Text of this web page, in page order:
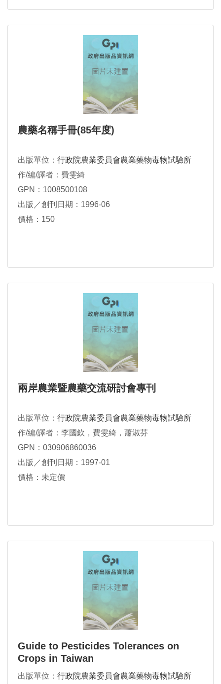
農藥名稱手冊(85年度)
出版單位： 行政院農業委員會農業藥物毒物試驗所
作/編/譯者：費雯綺
GPN：1008500108
出版／創刊日期：1996-06
價格：150
兩岸農業暨農藥交流研討會專刊
出版單位： 行政院農業委員會農業藥物毒物試驗所
作/編/譯者：李國欽，費雯綺，蕭淑芬
GPN：030906860036
出版／創刊日期：1997-01
價格：未定價
Guide to Pesticides Tolerances on
Crops in Taiwan
出版單位： 行政院農業委員會農業藥物毒物試驗所